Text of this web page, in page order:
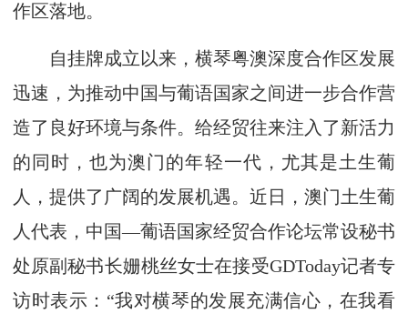
作区落地。
自挂牌成立以来，横琴粤澳深度合作区发展
迅速，为推动中国与葡语国家之间进一步合作营
造了良好环境与条件。给经贸往来注入了新活力
的同时，也为澳门的年轻一代，尤其是土生葡
人，提供了广阔的发展机遇。近日，澳门土生葡
人代表，中国—葡语国家经贸合作论坛常设秘书
处原副秘书长姗桃丝女士在接受GDToday记者专
访时表示：“我对横琴的发展充满信心，在我看